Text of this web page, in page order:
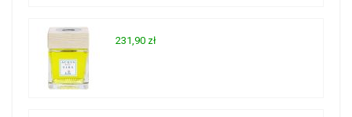
231,90 zł